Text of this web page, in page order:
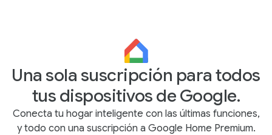
Una sola suscripción para todos
tus dispositivos de Google.
Conecta tu hogar inteligente con las últimas funciones,
y todo con una suscripción a Google Home Premium.